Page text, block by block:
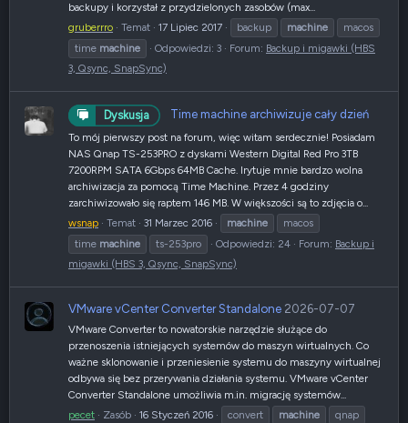
backupy i korzystał z przydzielonych zasobów (max...
gruberrro
Temat 17 Lipiec 2017 backup machine
macos
time machine Odpowiedzi: 3 Forum: Backup i migawki (HBS
3, Qsync, SnapSync)
Dyskusja Time machine archiwizuje cały dzień
To mój pierwszy post na forum, więc witam serdecznie! Posiadam
NAS Qnap TS-253PRO z dyskami Western Digital Red Pro 3TB
7200RPM SATA 6Gbps 64MB Cache. Irytuje mnie bardzo wolna
archiwizacja za pomocą Time Machine. Przez 4 godziny
zarchiwizowało się raptem 146 MB. W większości są to zdjęcia o...
wsnap
Temat 31 Marzec 2016 machine
macos
time machine ts-253pro Odpowiedzi: 24 Forum: Backup i
migawki (HBS 3, Qsync, SnapSync)
VMware vCenter Converter Standalone 2026-07-07
VMware Converter to nowatorskie narzędzie służące do
przenoszenia istniejących systemów do maszyn wirtualnych. Co
ważne sklonowanie i przeniesienie systemu do maszyny wirtualnej
odbywa się bez przerywania działania systemu. VMware vCenter
Converter Standalone umożliwia m.in. migrację systemów...
pecet
Zasób 16 Styczeń 2016 convert machine
qnap